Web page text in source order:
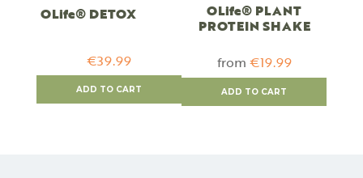
OLife® DETOX
€39.99
ADD TO CART
OLife® PLANT
PROTEIN SHAKE
from €19.99
ADD TO CART